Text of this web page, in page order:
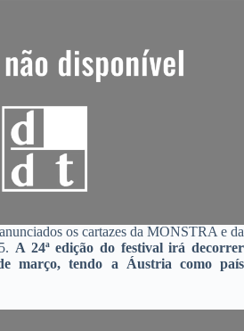
os cartazes da MONSTRA e da
A 24ª edição do festival irá decorrer
março, tendo a Áustria como país